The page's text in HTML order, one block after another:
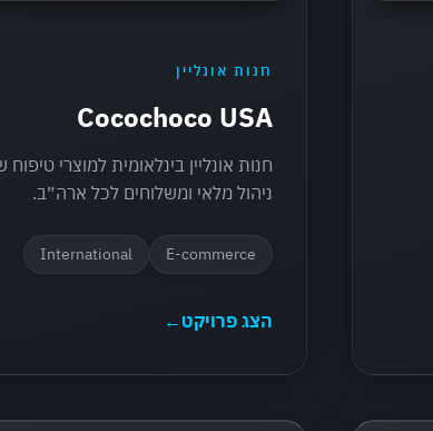
חנות אונליין
Cocochoco USA
חנות אונליין בינלאומית למוצרי
ניהול מלאי ומשלוחים לכל ארה״ב.
E-commerce
International
הצג פרויקט ←